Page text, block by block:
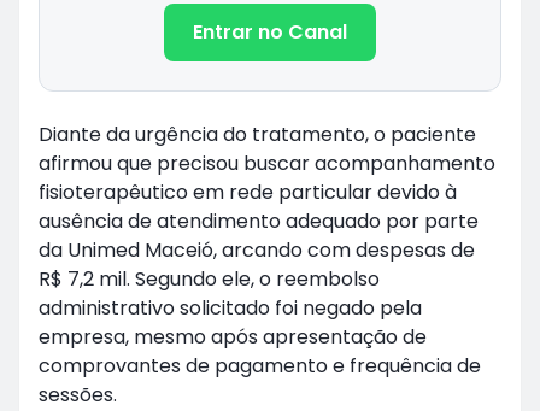
Entrar no Canal
Diante da urgência do tratamento, o paciente
afirmou que precisou buscar acompanhamento
fisioterapêutico em rede particular devido à
ausência de atendimento adequado por parte
da Unimed Maceió, arcando com despesas de
R$ 7,2 mil. Segundo ele, o reembolso
administrativo solicitado foi negado pela
empresa, mesmo após apresentação de
comprovantes de pagamento e frequência de
sessões.